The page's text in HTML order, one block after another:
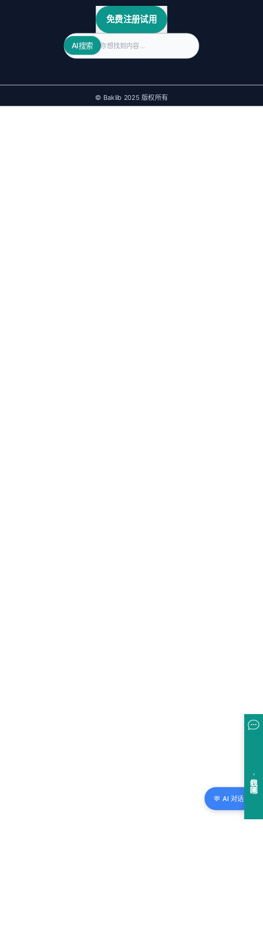
免费注册试用
Search
AI搜索
© Baklib 2025 版权所有
💬 AI 对话